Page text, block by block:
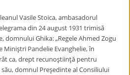
Vasile Stoica, ambasadorul
din 24 august 1931 trimisă
domnului Ghika: „Regele Ahmed Zogu
Miniştri Pandelie Evanghelie, în
ca, drept recunoştiinţă pentru
domnul Preşedinte al Consiliului